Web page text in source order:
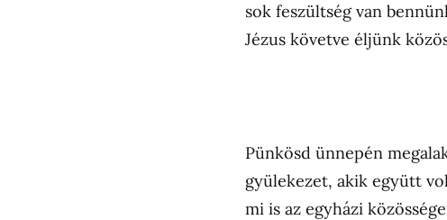
sok feszültség van
Jézus követve éljünk
Pünkösd ünnepén
gyülekezet, akik együtt
mi is az egyházi